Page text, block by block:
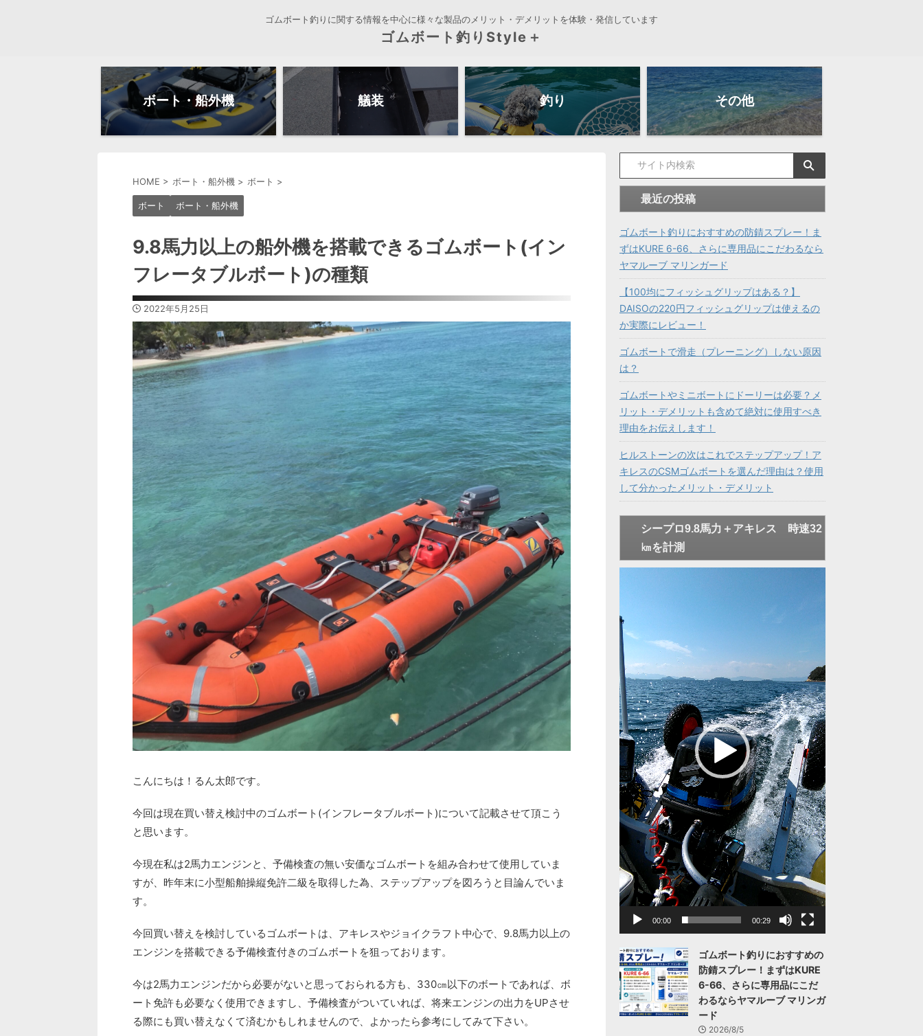
ゴムボート釣りに関する情報を中心に様々な製品のメリット・デメリットを体験・発信しています
ゴムボート釣りStyle＋
ボート・船外機 艤装 釣り その他
HOME > ボート・船外機 > ボート >
ボート ボート・船外機
9.8馬力以上の船外機を搭載できるゴムボート(イン
フレータブルボート)の種類
2022年5月25日
こんにちは！るん太郎です。
今回は現在買い替え検討中のゴムボート(インフレータブルボート)について記載させて頂こう
と思います。
今現在私は2馬力エンジンと、予備検査の無い安価なゴムボートを組み合わせて使用していま
すが、昨年末に小型船舶操縦免許二級を取得した為、ステップアップを図ろうと目論んでいま
す。
今回買い替えを検討しているゴムボートは、アキレスやジョイクラフト中心で、9.8馬力以上の
エンジンを搭載できる予備検査付きのゴムボートを狙っております。
今は2馬力エンジンだから必要がないと思っておられる方も、330㎝以下のボートであれば、ボ
ート免許も必要なく使用できますし、予備検査がついていれば、将来エンジンの出力をUPさせ
る際にも買い替えなくて済むかもしれませんので、よかったら参考にしてみて下さい。
最近の投稿
ゴムボート釣りにおすすめの防錆スプレー！ま
ずはKURE 6-66、さらに専用品にこだわるなら
ヤマルーブ マリンガード
【100均にフィッシュグリップはある？】
DAISOの220円フィッシュグリップは使えるの
か実際にレビュー！
ゴムボートで滑走（プレーニング）しない原因
は？
ゴムボートやミニボートにドーリーは必要？メ
リット・デメリットも含めて絶対に使用すべき
理由をお伝えします！
ヒルストーンの次はこれでステップアップ！ア
キレスのCSMゴムボートを選んだ理由は？使用
して分かったメリット・デメリット
シープロ9.8馬力＋アキレス 時速32
㎞を計測
レ
ー
ヤ
ー
00:00 00:29
ゴムボート釣りにおすすめの
防錆スプレー！まずはKURE
6-66、さらに専用品にこだ
わるならヤマルーブ マリンガ
ード
2026/8/5